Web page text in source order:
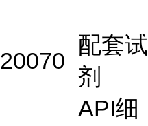
20070
配套试
剂
API细